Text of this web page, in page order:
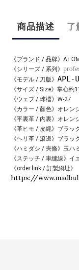
商品描述 了
《ブランド / 品牌》
《シリーズ / 系列》
《モデル / 刀版》 APL-
《サイズ / Size》掌心約
《ウェブ / 球檔》 W-27
《カラー / 顏色》 オレン
《平裏革 / 內裏》 オレン
《革ヒモ / 皮繩》ブラッ
《ヘリ革 / 滾邊》 ブラッ
《ハミダシ / 夾條》 玉ハ
《ステッチ / 車縫線》 イ
《order link / 訂製網址》
https://